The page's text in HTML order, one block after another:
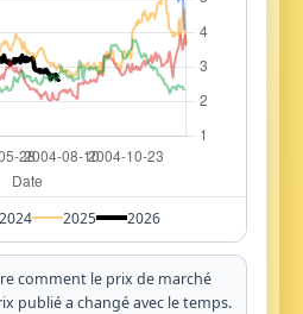
2024 2025 2026
comment le prix de marché
publié a changé avec le temps.